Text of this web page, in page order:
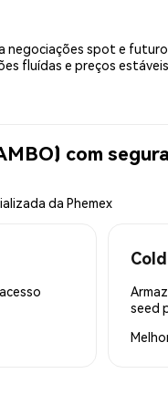
negociações spot e
fluídas e preços
com
da Phemex
seed